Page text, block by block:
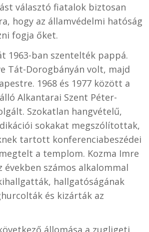
választó fiatalok biztosan
hogy az államvédelmi hatóság
fogja őket.
1963-ban szentelték pappá.
Tát-Dorogbányán volt, majd
1968 és 1977 között a
Alkantarai Szent Péter-
Szokatlan hangvételű,
sokakat megszólítottak,
tartott konferenciabeszédei
a templom. Kozma Imre
években számos alkalommal
hallgatóságának
és kizárták az